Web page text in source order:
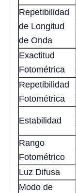
Repetibilidad
de Longitud
de Onda
Exactitud
Fotométrica
Repetibilidad
Fotométrica
Estabilidad
Rango
Fotométrico
Luz Difusa
Modo de